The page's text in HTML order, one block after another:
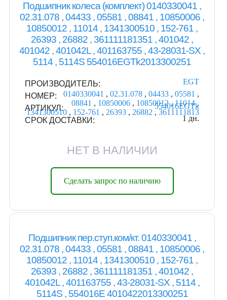
Подшипник колеса (комплект) 0140330041 ,
02.31.078 , 04433 , 05581 , 08841 , 10850006 ,
10850012 , 11014 , 1341300510 , 152-761 ,
26393 , 26882 , 361111181351 , 401042 ,
401042 , 401042L , 401163755 , 43-28031-SX ,
5114 , 5114S 554016EGTk2013300251
ПРОИЗВОДИТЕЛЬ:
EGT
НОМЕР:
0140330041 ,02.31.078 ,04433 ,05581 ,
08841 , 10850006 , 10850012, 11014,
1341300510 , 152-761 , 26393 , 26882 ,3611111813
АРТИКУЛ:
554016EGTk
СРОК ДОСТАВКИ:
1 дн.
НЕТ В НАЛИЧИИ
Сделать запрос по наличию
Подшипник пер.ступ.ком/кт. 0140330041 ,
02.31.078 , 04433 , 05581 , 08841 , 10850006 ,
10850012 , 11014 , 1341300510 , 152-761 ,
26393 , 26882 , 361111181351 , 401042 ,
401042L , 401163755 , 43-28031-SX , 5114 ,
5114S , 554016E 4010422013300251